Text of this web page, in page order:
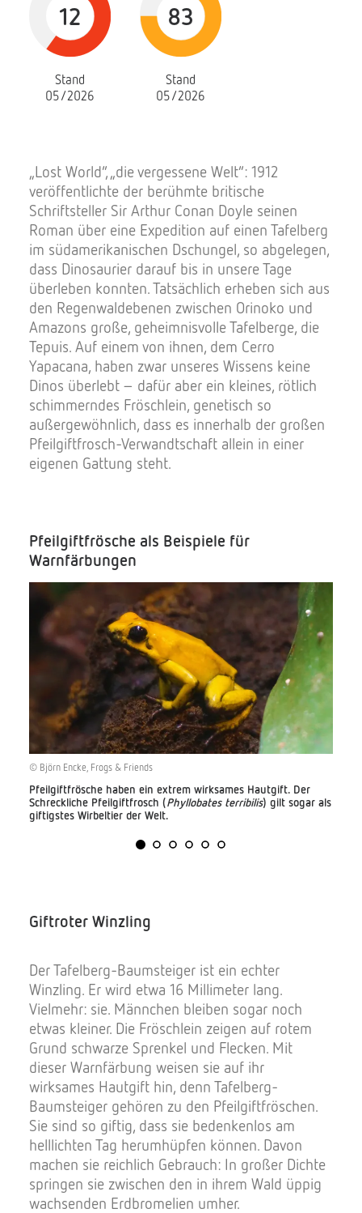
12
Stand
05/2026
83
Stand
05/2026
„Lost World“, „die vergessene Welt“: 1912
veröffentlichte der berühmte britische
Schriftsteller Sir Arthur Conan Doyle seinen
Roman über eine Expedition auf einen Tafelberg
im südamerikanischen Dschungel, so abgelegen,
dass Dinosaurier darauf bis in unsere Tage
überleben konnten. Tatsächlich erheben sich aus
den Regenwaldebenen zwischen Orinoko und
Amazons große, geheimnisvolle Tafelberge, die
Tepuis. Auf einem von ihnen, dem Cerro
Yapacana, haben zwar unseres Wissens keine
Dinos überlebt – dafür aber ein kleines, rötlich
schimmerndes Fröschlein, genetisch so
außergewöhnlich, dass es innerhalb der großen
Pfeilgiftfrosch-Verwandtschaft allein in einer
eigenen Gattung steht.
Pfeilgiftfrösche als Beispiele für
Warnfärbungen
© Björn Encke, Frogs & Friends
Pfeilgiftfrösche haben ein extrem wirksames Hautgift. Der
Schreckliche Pfeilgiftfrosch (Phyllobates terribilis) gilt sogar als
giftigstes Wirbeltier der Welt.
Giftroter Winzling
Der Tafelberg-Baumsteiger ist ein echter
Winzling. Er wird etwa 16 Millimeter lang.
Vielmehr: sie. Männchen bleiben sogar noch
etwas kleiner. Die Fröschlein zeigen auf rotem
Grund schwarze Sprenkel und Flecken. Mit
dieser Warnfärbung weisen sie auf ihr
wirksames Hautgift hin, denn Tafelberg-
Baumsteiger gehören zu den Pfeilgiftfröschen.
Sie sind so giftig, dass sie bedenkenlos am
helllichten Tag herumhüpfen können. Davon
machen sie reichlich Gebrauch: In großer Dichte
springen sie zwischen den in ihrem Wald üppig
wachsenden Erdbromelien umher.